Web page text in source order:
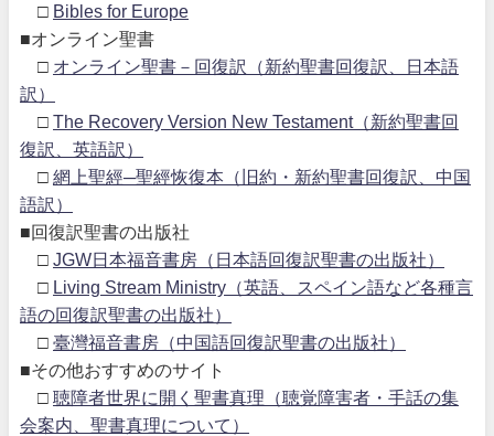
□ Bibles for Europe
■オンライン聖書
□ オンライン聖書－回復訳（新約聖書回復訳、日本語
訳）
□ The Recovery Version New Testament（新約聖書回
復訳、英語訳）
□ 網上聖經─聖經恢復本（旧約・新約聖書回復訳、中国
語訳）
■回復訳聖書の出版社
□ JGW日本福音書房（日本語回復訳聖書の出版社）
□ Living Stream Ministry（英語、スペイン語など各種言
語の回復訳聖書の出版社）
□ 臺灣福音書房（中国語回復訳聖書の出版社）
■その他おすすめのサイト
□ 聴障者世界に開く聖書真理（聴覚障害者・手話の集
会案内、聖書真理について）